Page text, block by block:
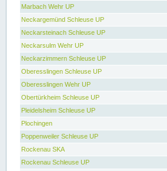
Marbach Wehr UP
Neckargemünd Schleuse UP
Neckarsteinach Schleuse UP
Neckarsulm Wehr UP
Neckarzimmern Schleuse UP
Oberesslingen Schleuse UP
Oberesslingen Wehr UP
Obertürkheim Schleuse UP
Pleidelsheim Schleuse UP
Plochingen
Poppenweiler Schleuse UP
Rockenau SKA
Rockenau Schleuse UP